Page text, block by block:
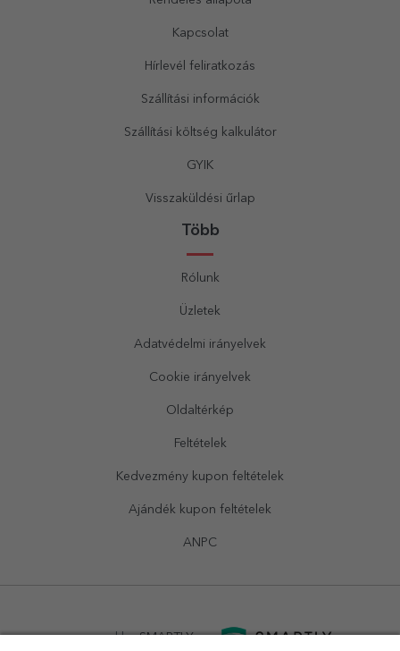
Kapcsolat
Hírlevél feliratkozás
Szállítási információk
Szállítási költség kalkulátor
GYIK
Visszaküldési űrlap
Több
Rólunk
Üzletek
Adatvédelmi irányelvek
Cookie irányelvek
Oldaltérkép
Feltételek
Kedvezmény kupon feltételek
Ajándék kupon feltételek
ANPC
powered bySMARTLY.ro